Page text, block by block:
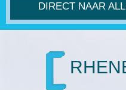
DIRECT NAAR